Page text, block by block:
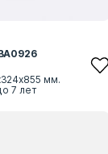
мм.
7 лет